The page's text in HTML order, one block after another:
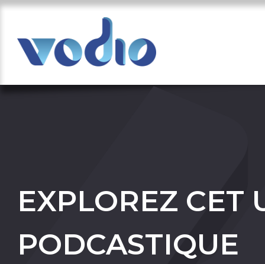
EXPLOREZ CET
PODCASTIQUE